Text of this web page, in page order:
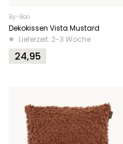
By-Boo
Dekokissen Vista Mustard
Lieferzeit: 2-3 Woche
24,95